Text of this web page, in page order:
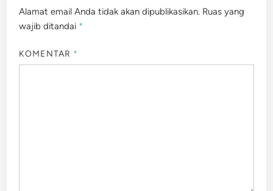
Alamat email Anda tidak akan dipublikasikan. Ruas yang
wajib ditandai *
KOMENTAR *